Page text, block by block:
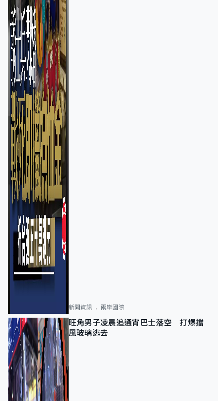
新聞資訊 兩岸國際
旺角男子凌晨追通宵巴士落空 打爆擋
風玻璃逃去